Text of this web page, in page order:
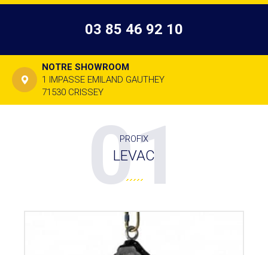
03 85 46 92 10
NOTRE SHOWROOM
1 IMPASSE EMILAND GAUTHEY
71530 CRISSEY
PROFIX
LEVAC
01